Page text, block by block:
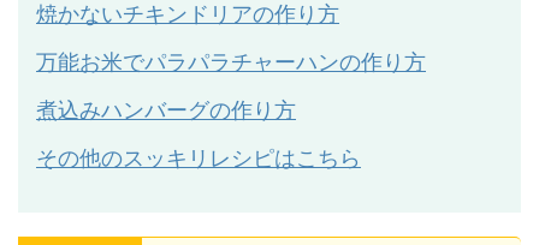
焼かないチキンドリアの作り方
万能お米でパラパラチャーハンの作り方
煮込みハンバーグの作り方
その他のスッキリレシピはこちら